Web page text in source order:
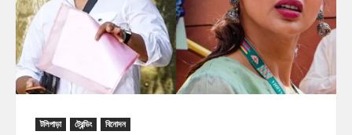
টলিপাড়া ট্রেন্ডিং বিনোদন